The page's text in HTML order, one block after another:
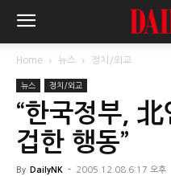
Home 뉴스 정치/외교
뉴스 정치/외교
“한국정부, 北
겁한 행동”
By DailyNK - 2005.12.08 6:17 오후